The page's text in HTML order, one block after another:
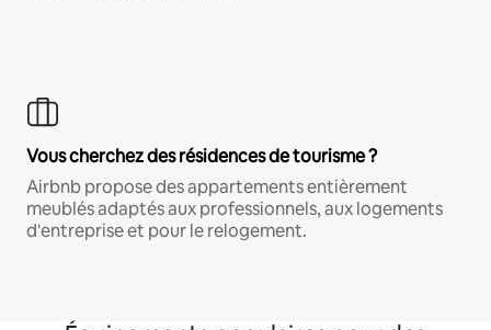
Vous cherchez des résidences de tourisme ?
Airbnb propose des appartements entièrement
meublés adaptés aux professionnels, aux logements
d'entreprise et pour le relogement.